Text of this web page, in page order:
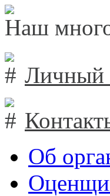
Наш
Личный
Об